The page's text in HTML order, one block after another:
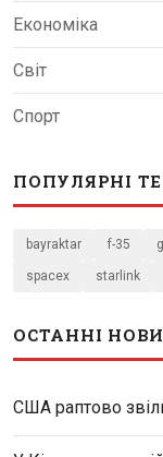
Економіка
Світ
Спорт
ПОПУЛЯРНІ
bayraktar f-35
spacex starlink
ОСТАННІ
США раптово